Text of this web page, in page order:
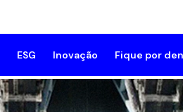
ESG Inovação Fique por